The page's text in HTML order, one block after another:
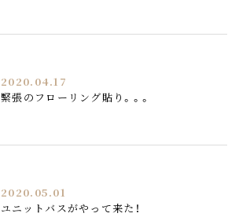
2020.04.17
緊張のフローリング貼り。。。
2020.05.01
ユニットバスがやって来た！